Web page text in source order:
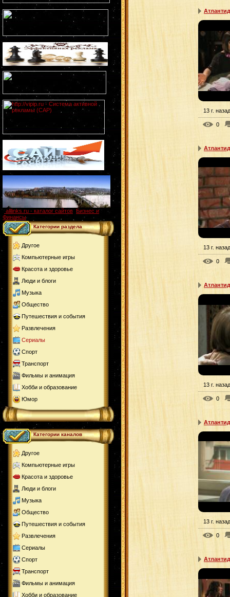
alllinks.ru - каталог сайтов Бизнес и
Финансы
Категории раздела
Другое
Компьютерные игры
Красота и здоровье
Люди и блоги
Музыка
Общество
Путешествия и события
Развлечения
Сериалы
Спорт
Транспорт
Фильмы и анимация
Хобби и образование
Юмор
Категории каналов
Другое
Компьютерные игры
Красота и здоровье
Люди и блоги
Музыка
Общество
Путешествия и события
Развлечения
Сериалы
Спорт
Транспорт
Фильмы и анимация
Хобби и образование
13 г. назад
0
13 г. назад
0
13 г. назад
0
13 г. назад
0